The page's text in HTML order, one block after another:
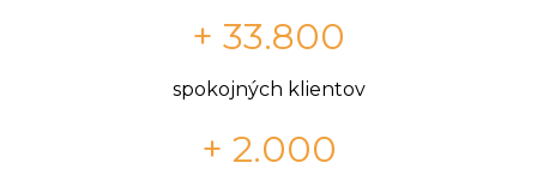
+ 33.800
spokojných klientov
+ 2.000